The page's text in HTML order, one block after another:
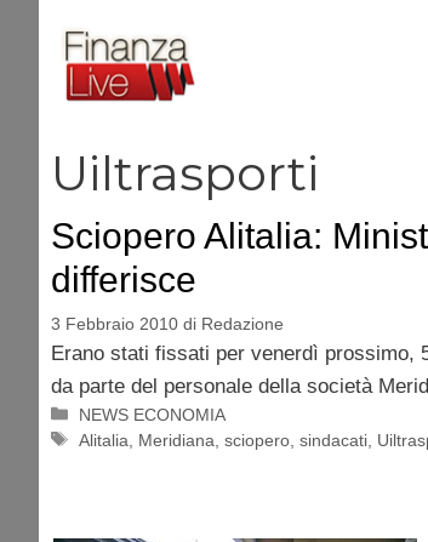
contenuto
Uiltrasporti
Sciopero Alitalia:
differisce
3 Febbraio 2010 di Redazione
Erano stati fissati per venerdì prossimo,
da parte del personale della società
Categorie
NEWS ECONOMIA
Tag
Alitalia Meridiana ,sciopero ,sindacati